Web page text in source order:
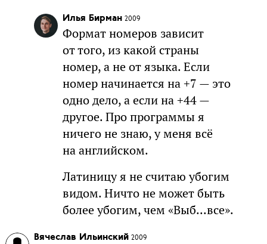
Илья Бирман 2009
Формат номеров зависит
от того, из какой страны
номер, а не от языка. Если
номер начинается на +7 — это
одно дело, а если на +44 —
другое. Про программы я
ничего не знаю, у меня всё
на английском.
Латиницу я не считаю убогим
видом. Ничто не может быть
более убогим, чем «Выб...все».
Вячеслав Ильинский 2009